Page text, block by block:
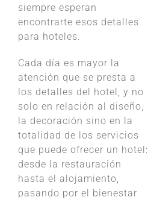
siempre esperan
encontrarte esos detalles
para hoteles.
Cada día es mayor la
atención que se presta a
los detalles del hotel, y no
solo en relación al diseño,
la decoración sino en la
totalidad de los servicios
que puede ofrecer un hotel:
desde la restauración
hasta el alojamiento,
pasando por el bienestar